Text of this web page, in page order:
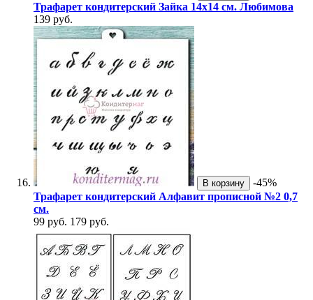
Трафарет кондитерский Зайка 14х14 см. Любимова
139 руб.
В корзину
-45%
Трафарет кондитерский Алфавит прописной №2 0,7
см.
99 руб. 179 руб.